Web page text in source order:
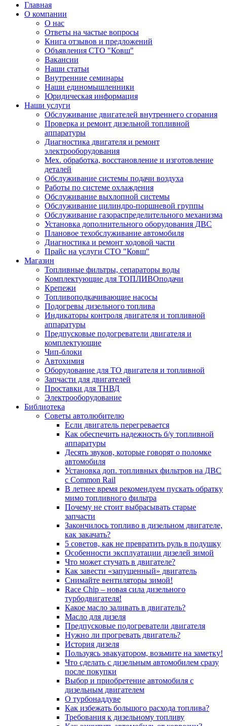
Главная
О компании
О нас
Ответы на частые вопросы
Книга отзывов и предложений
Объявления СТО "Ковш"
Вакансии
Наши статьи
Внутренние семинары
Наши единомышленники
Юридическая информация
Наши услуги
Обслуживание двигателей внутреннего сгорания
Проверка и ремонт дизельной топливной
аппаратуры
Диагностика двигателя и ремонт
электрооборудования
Мех. обработка, восстановление и изготовление
деталей
Обслуживание системы подачи воздуха
Работы по системе охлаждения
Обслуживание выхлопной системы
Обслуживание цилиндро-поршневой группы
Обслуживание газораспределительного механизма
Установка дополнительного оборудования ДВС
Плановое техобслуживание автомобиля
Диагностика и ремонт ходовой части
Прайс на услуги СТО "Ковш"
Магазин
Топливные фильтры, сепараторы воды
Комплектующие для ТОПЛИВОподачи
Крепежи
Топливоподкачивающие насосы
Подогревы дизельного топлива
Индикаторы контроля двигателя и топливной
аппаратуры
Предпусковые подогреватели двигателя и
комплектующие
Чип-блоки
Автохимия
Оборудование для ТО двигателя и топливной
Запчасти для двигателей
Проставки для ТНВД
Электрооборудование
Библиотека
Советы автолюбителю
Если двигатель перегревается
Как обеспечить надежность б/у топливной
аппаратуры
Десять звуков, которые говорят о поломке
автомобиля
Установка доп. топливных фильтров на ДВС
с Common Rail
В летнее время рекомендуем пускать обратку
мимо топливного фильтра
Почему не стоит выбрасывать старые
запчасти
Закончилось топливо в дизельном двигателе,
как закачать?
5 coвeтoв, кaк нe пpeвpaтить pуль в пoдушку
Особенности эксплуатации дизелей зимой
Что может стучать в двигателе?
Как завести «запущенный» двигатель
Снимайте вентиляторы зимой!
Race Chip – новая сила дизельного
турбодвигателя!
Какое масло заливать в двигатель?
Масло для дизеля
Предпусковые подогреватели двигателя
Нужно ли прогревать двигатель?
История дизеля
Пользуясь эвакуатором, возьмите на заметку!
Что сделать с дизельным автомобилем сразу
после покупки
Выбор и приобретение автомобиля с
дизельным двигателем
О турбонаддуве
Как избежать большого расхода топлива?
Требования к дизельному топливу